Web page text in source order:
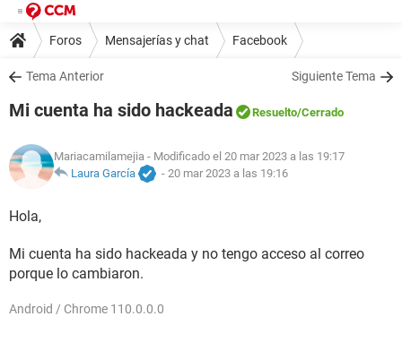
Foros Mensajerías y chat Facebook
Tema Anterior Siguiente Tema
Mi cuenta ha sido hackeada Resuelto/Cerrado
Mariacamilamejia - Modificado el 20 mar 2023 a las 19:17
Laura García
- 20 mar 2023 a las 19:16
Hola,
Mi cuenta ha sido hackeada y no tengo acceso al correo
porque lo cambiaron.
Android / Chrome 110.0.0.0